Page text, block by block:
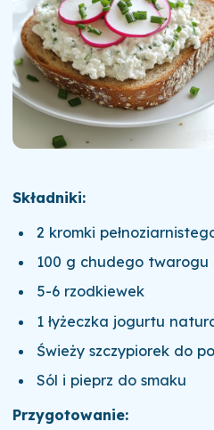
Składniki:
2 kromki
100 g chudego twarogu
5-6 rzodkiewek
1 łyżeczka jogurtu
Świeży szczypiorek do
Sól i pieprz do smaku
Przygotowanie: